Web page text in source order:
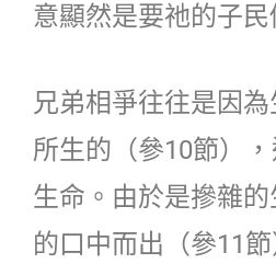
意顯然是要祂的子民
兄弟相爭往往是因
所生的（參10節）
生命。由於是摻雜
的口中而出（參11